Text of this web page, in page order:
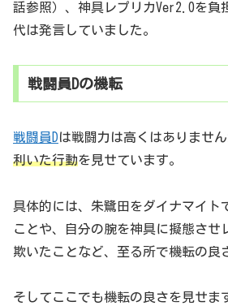
話参照）、神具レプリカVer2.0を負
代は発言していました。
戦闘員Dの機転
戦闘員Dは戦闘力は高くはありませ
利いた行動を見せています。
具体的には、朱鷺田をダイナマイト
ことや、自分の腕を神具に擬態させ
欺いたことなど、至る所で機転の良
そしてここでも機転の良さを見せま